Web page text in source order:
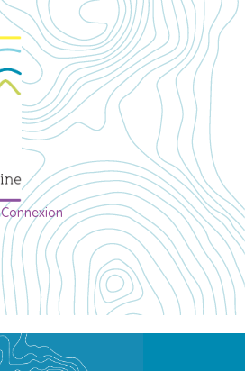
Connexion